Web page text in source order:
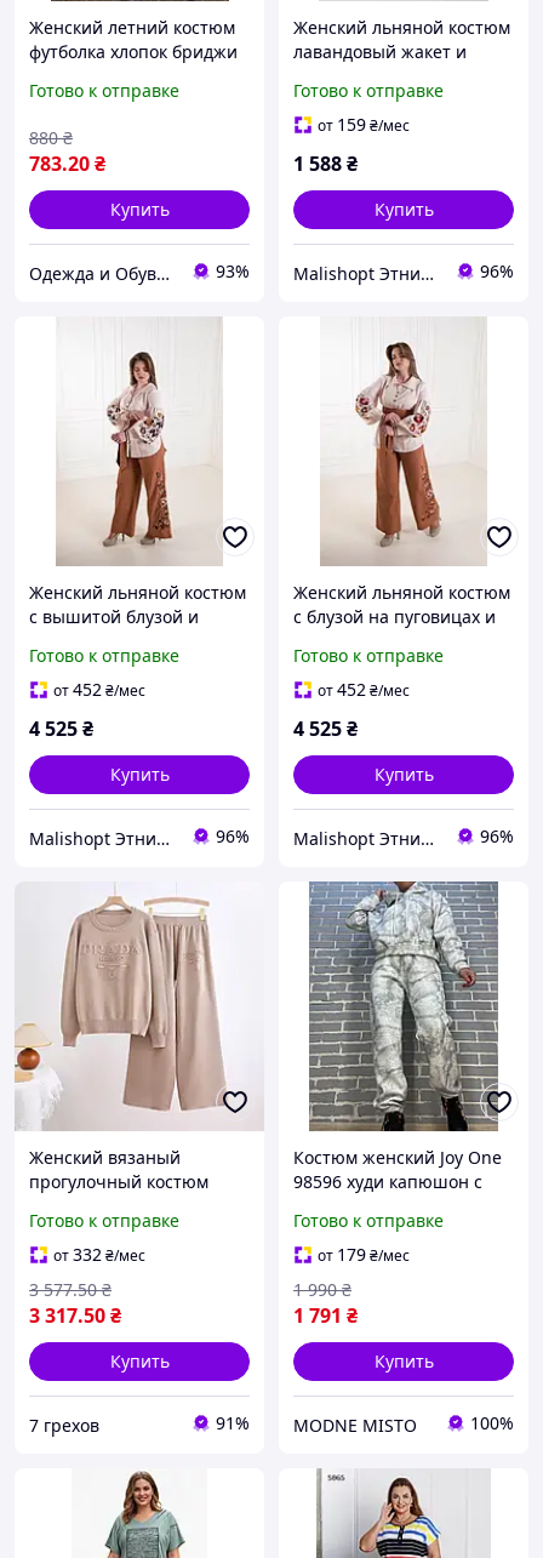
Женский летний костюм
футболка хлопок бриджи
большие размеры 54 56
Готово к отправке
783.20₴
880 ₴
Купить
Одежда и Обувь по Жизни 93%
Женский льняной костюм
лавандовый жакет и
ткани современный
фасон для города S XL
Готово к отправке
от 159₴/мес
1 588₴
Купить
Malishopt Этническая одежда и головные уборы, все для крещения 96%
Женский льняной костюм
с вышитой блузой и
натуральная ткань
этнический стиль S XL
Готово к отправке
от452₴/мес
4 525₴
Купить
Malishopt Этническая одежда и головные уборы, все для крещения 96%
Женский льняной костюм
с блузой на пуговицах и
вышивкой гладью
натуральные оттенки S XL
Готово к отправке
от452₴/мес
4 525₴
Купить
Malishopt Этническая одежда и головные уборы, все для крещения 96%
Женский вязаный
прогулочный костюм
штанами
Готово к отправке
от332₴/мес
3 317.50₴
3 577.50 ₴
Купить
7 грехов 91%
Костюм женский Joy One
98596 худи капюшон с
мраморный утепленный
белый, белый, M
Готово к отправке
от 179₴/мес
1 791 ₴
1 990 ₴
Купить
MODNE MISTO 100%